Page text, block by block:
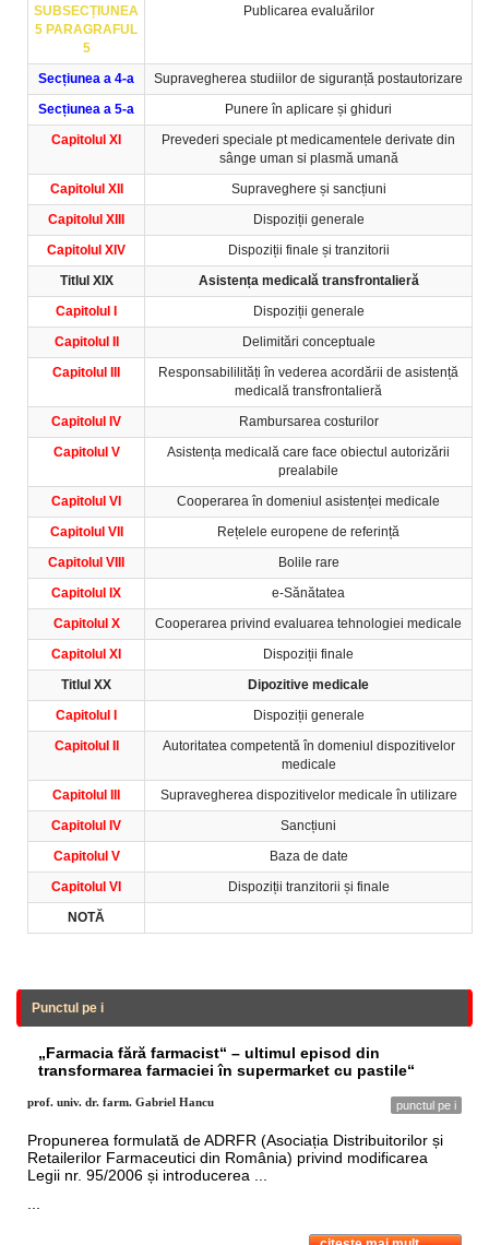
SUBSECȚIUNEA
5 PARAGRAFUL
5
Publicarea evaluărilor
Secțiunea a 4-a
Supravegherea studiilor de siguranță postautorizare
Secțiunea a 5-a
Punere în aplicare și ghiduri
Capitolul XI
Prevederi speciale pt medicamentele derivate din
sânge uman si plasmă umană
Capitolul XII
Supraveghere și sancțiuni
Capitolul XIII
Dispoziții generale
Capitolul XIV
Dispoziții finale și tranzitorii
Titlul XIX
Asistența medicală transfrontalieră
Capitolul I
Dispoziții generale
Capitolul II
Delimitări conceptuale
Capitolul III
Responsabililități în vederea acordării de asistență
medicală transfrontalieră
Capitolul IV
Rambursarea costurilor
Capitolul V
Asistența medicală care face obiectul autorizării
prealabile
Capitolul VI
Cooperarea în domeniul asistenței medicale
Capitolul VII
Rețelele europene de referință
Capitolul VIII
Bolile rare
Capitolul IX
e-Sănătatea
Capitolul X
Cooperarea privind evaluarea tehnologiei medicale
Capitolul XI
Dispoziții finale
Titlul XX
Dipozitive medicale
Capitolul I
Dispoziții generale
Capitolul II
Autoritatea competentă în domeniul dispozitivelor
medicale
Capitolul III
Supravegherea dispozitivelor medicale în utilizare
Capitolul IV
Sancțiuni
Capitolul V
Baza de date
Capitolul VI
Dispoziții tranzitorii și finale
NOTĂ
Punctul pe i
„Farmacia fără farmacist“ – ultimul episod din
transformarea farmaciei în supermarket cu pastile“
prof. univ. dr. farm. Gabriel Hancu punctul pe i
Propunerea formulată de ADRFR (Asociația Distribuitorilor și
Retailerilor Farmaceutici din România) privind modificarea
Legii nr. 95/2006 și introducerea ...